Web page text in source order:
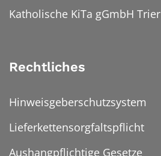
Katholische KiTa gGmbH Trier
Rechtliches
Hinweisgeberschutzsystem
Lieferkettensorgfaltspflicht
Aushangpflichtige Gesetze